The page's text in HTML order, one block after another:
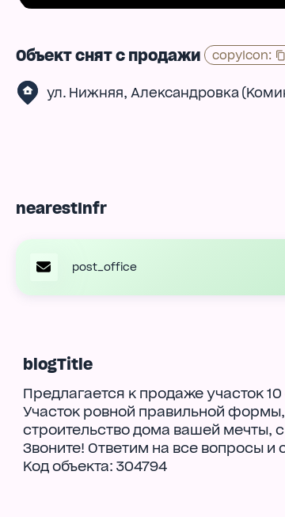
Объект снят с продажи copyIcon:
ул. Нижняя, Александровка
nearestInfr
post_office
blogTitle
Предлагается к продаже участок
Участок ровной правильной
строительство дома вашей мечты,
Звоните! Ответим на все вопросы и
Код объекта: 304794